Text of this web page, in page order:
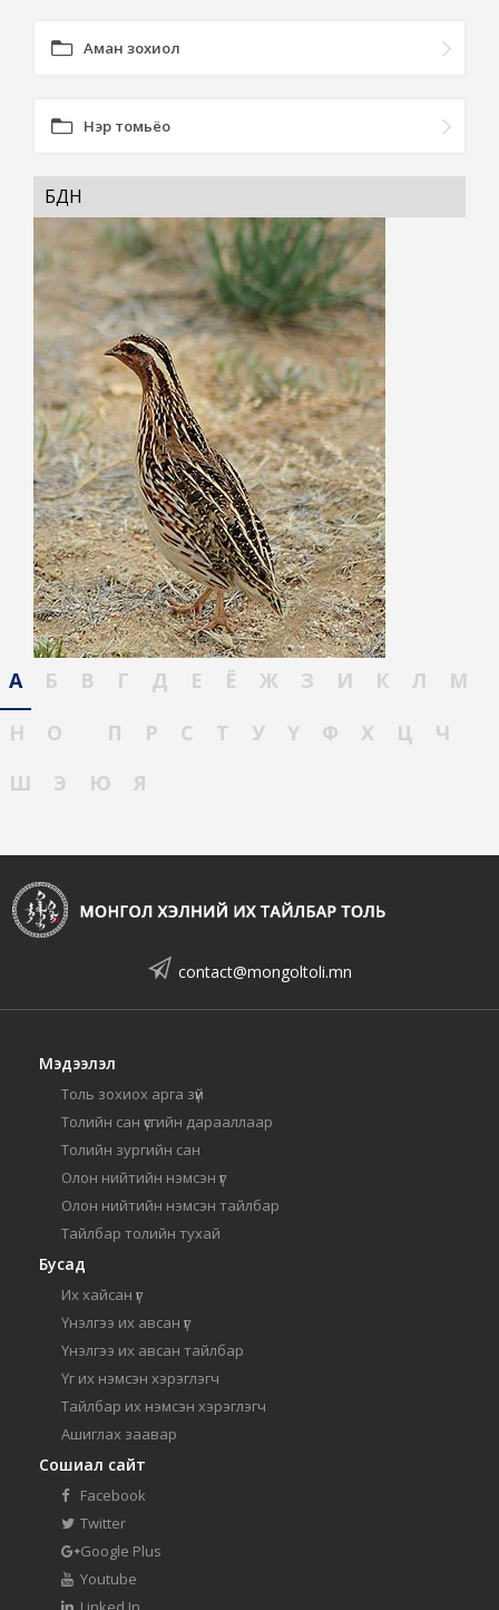
Аман зохиол
Нэр томьёо
БӨДНӨ
А Б В Г Д Е Ё Ж З И К Л
М
Н
О П Р С Т У Ү Ф Х Ц
Ч
Ш
Э Ю Я
contact@mongoltoli.mn
Мэдээлэл
Толь зохиох арга зүй
Толийн сан үсгийн дарааллаар
Толийн зургийн сан
Олон нийтийн нэмсэн үг
Олон нийтийн нэмсэн тайлбар
Тайлбар толийн тухай
Бусад
Их хайсан үг
Үнэлгээ их авсан үг
Үнэлгээ их авсан тайлбар
Үг их нэмсэн хэрэглэгч
Тайлбар их нэмсэн хэрэглэгч
Ашиглах заавар
Сошиал сайт
Facebook
Twitter
Google Plus
Youtube